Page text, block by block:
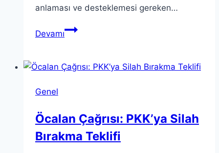
anlaması ve desteklemesi gereken…
DevamıKomplo
ve
Genel
Öcalan Çağrısı: PKK’ya Silah
Bırakma Teklifi